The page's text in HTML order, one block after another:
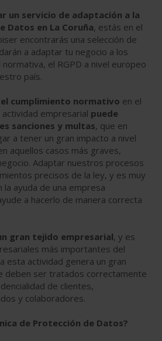
un servicio de adaptación a la
Datos en La Coruña, estás en el
encontrarás una selección de
a adaptar tu negocio a los
el RGPD a nivel europeo
país.
cumplimiento normativo en el
empresarial puede
sanciones y multas, que en
a tener un gran impacto a nivel
aquellos casos más graves,
Adaptar nuestros procesos
precisos de la ley, y es muy
ayuda de una empresa
a hacerlo de manera correcta
gran tejido empresarial, y es
más importantes del
esta actividad genera un gran
deben ser tratados correctamente
de clientes,
y colaboradores.
de Protección de Datos?